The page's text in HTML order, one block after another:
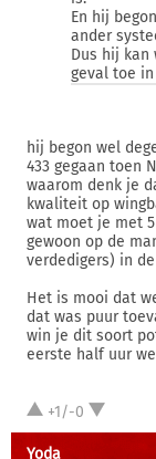
En hij
ander
Dus hij kan
geval toe
hij begon wel
433 gegaan toen
waarom denk je
kwaliteit op
wat moet je met
gewoon op de
verdedigers) in
Het is mooi dat
dat was puur
win je dit soort
eerste half uur
+1/-0
Yoda